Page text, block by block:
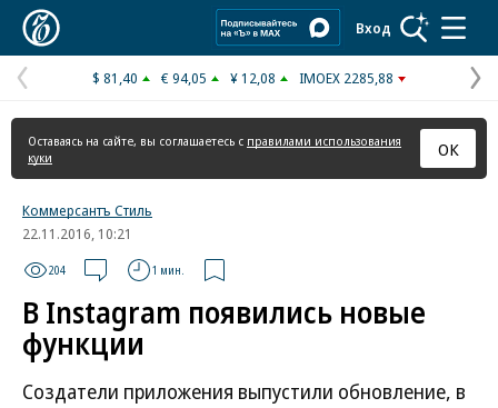
Вход
Предыдущая
страница
$ 81,40 € 94,05 ¥ 12,08 IMOEX 2285,88
Оставаясь на сайте, вы соглашаетесь с правилами использования
куки
ОК
Коммерсантъ Стиль
22.11.2016, 10:21
204 1 мин.
В Instagram появились новые
функции
Создатели приложения выпустили обновление, в